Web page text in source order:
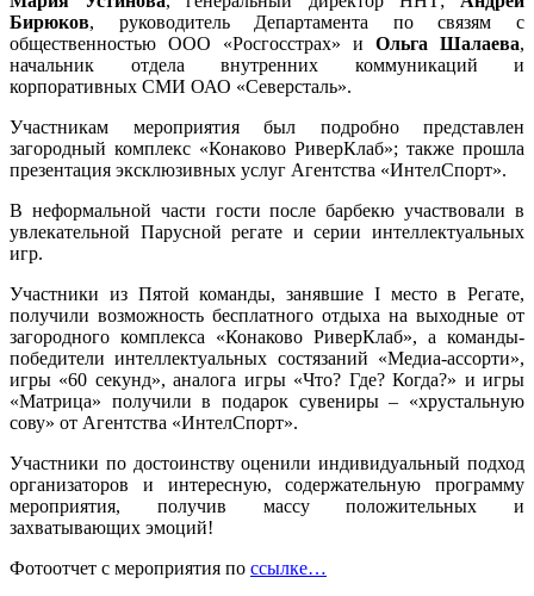
Бирюков, руководитель Департамента по связям с
общественностью ООО «Росгосстрах» и Ольга Шалаева,
начальник отдела внутренних коммуникаций и
корпоративных СМИ ОАО «Северсталь».
Участникам мероприятия был подробно представлен
загородный комплекс «Конаково РиверКлаб»; также прошла
презентация эксклюзивных услуг Агентства «ИнтелСпорт».
В неформальной части гости после барбекю участвовали в
увлекательной Парусной регате и серии интеллектуальных
игр.
Участники из Пятой команды, занявшие I место в Регате,
получили возможность бесплатного отдыха на выходные от
загородного комплекса «Конаково РиверКлаб», а команды-
победители интеллектуальных состязаний «Медиа-ассорти»,
игры «60 секунд», аналога игры «Что? Где? Когда?» и игры
«Матрица» получили в подарок сувениры – «хрустальную
сову» от Агентства «ИнтелСпорт».
Участники по достоинству оценили индивидуальный подход
организаторов и интересную, содержательную программу
мероприятия, получив массу положительных и
захватывающих эмоций!
Фотоотчет с мероприятия по ссылке…